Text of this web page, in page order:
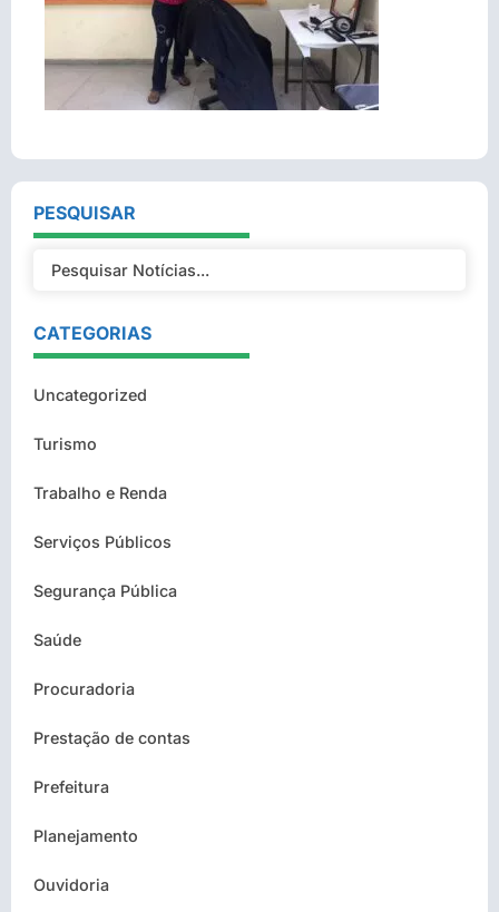
PESQUISAR
CATEGORIAS
Uncategorized
Turismo
Trabalho e Renda
Serviços Públicos
Segurança Pública
Saúde
Procuradoria
Prestação de contas
Prefeitura
Planejamento
Ouvidoria